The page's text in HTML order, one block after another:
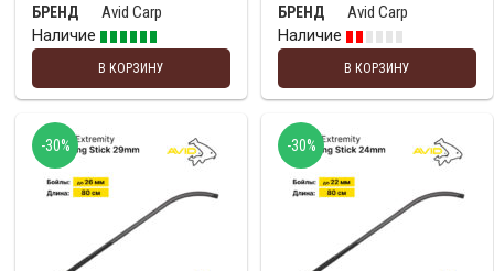
БРЕНД
Avid Carp
Наличие
В КОРЗИНУ
БРЕНД
Avid Carp
Наличие
В КОРЗИНУ
-30% -30%